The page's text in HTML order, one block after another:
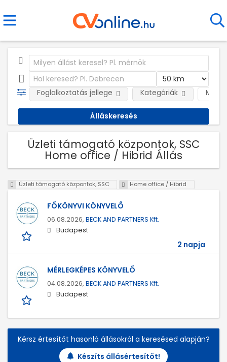
Foglalkoztatás jellege Kategóriák
Üzleti támogató központok, SSC
Home office / Hibrid Állás
Üzleti támogató központok, SSC Home office / Hibrid
FŐKÖNYVI KÖNYVELŐ
06.08.2026, BECK AND PARTNERS Kft.
Budapest
2 napja
MÉRLEGKÉPES KÖNYVELŐ
04.08.2026, BECK AND PARTNERS Kft.
Budapest
Kérsz értesítőt hasonló állásokról a keresésed alapján?
Készíts állásértesítőt!